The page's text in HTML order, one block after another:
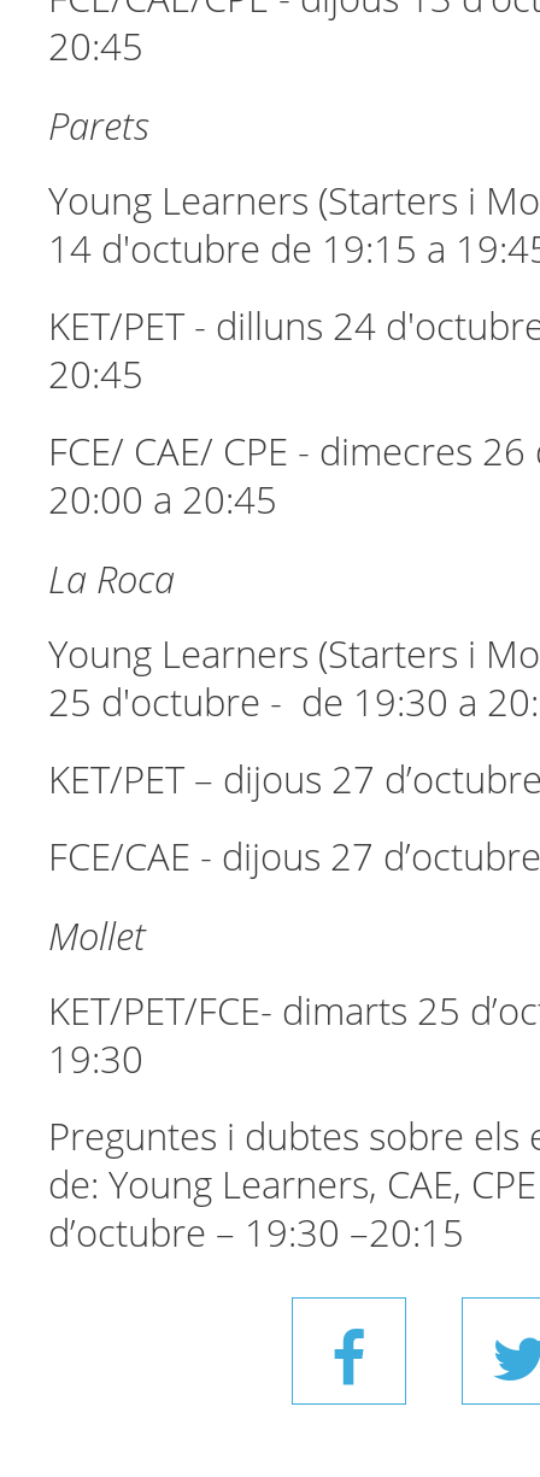
20:45
Parets
Young Learners (Starters i
14 d'octubre de 19:15 a
KET/PET - dilluns 24
20:45
FCE/ CAE/ CPE - dimecres
20:00 a 20:45
La Roca
Young Learners (Starters i
25 d'octubre - de 19:30 a
KET/PET – dijous 27
FCE/CAE - dijous 27
Mollet
KET/PET/FCE- dimarts 25
19:30
Preguntes i dubtes sobre els
de: Young Learners, CAE,
d’octubre – 19:30 –20:15